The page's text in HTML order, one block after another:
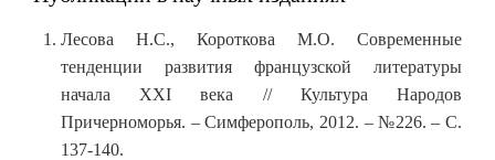
Лесова Н.С., Короткова М.О. Современные
тенденции развития французской литературы
начала XXI века // Культура Народов
Причерноморья. – Симферополь, 2012. – №226. – С.
137-140.